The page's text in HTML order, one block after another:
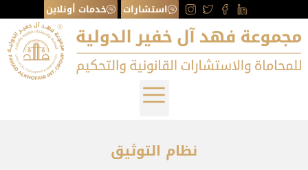
استشارات خدمات أونلاين
نظام التوثيق